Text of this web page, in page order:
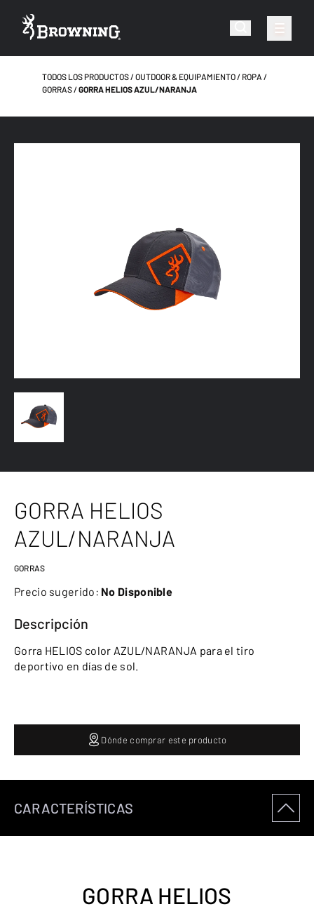
TODOS LOS PRODUCTOS OUTDOOR & EQUIPAMIENTO
ROPA
GORRAS
GORRA HELIOS AZUL/NARANJA
GORRA HELIOS
AZUL/NARANJA
GORRAS
Precio sugerido: No Disponible
Descripción
Gorra HELIOS color AZUL/NARANJA para el tiro
deportivo en días de sol.
Dónde comprar este producto
CARACTERÍSTICAS
GORRA HELIOS